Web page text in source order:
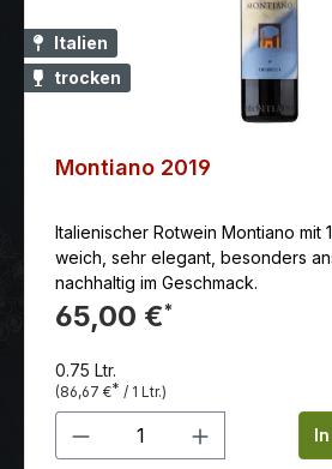
Italien
trocken
Montiano 2019
Italienischer Rotwein Montiano mit
weich, sehr elegant, besonders
nachhaltig im Geschmack.
65,00 €*
0.75 Ltr.
(86,67 €* / 1 Ltr.)
Produkt Anzahl: